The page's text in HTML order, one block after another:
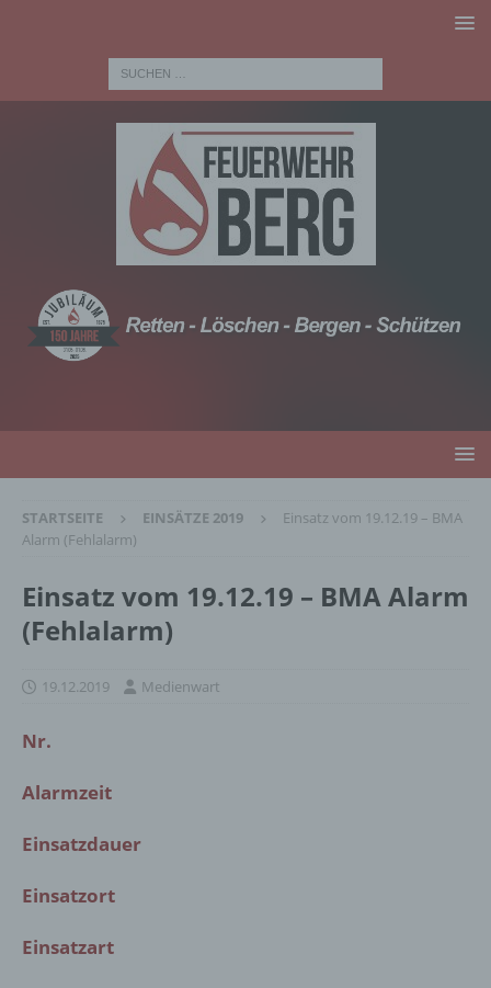
STARTSEITE EINSÄTZE 2019
Einsatz vom 19.12.19 – BMA
Alarm (Fehlalarm)
Einsatz vom 19.12.19 – BMA Alarm
(Fehlalarm)
19.12.2019 Medienwart
Nr.
Alarmzeit
Einsatzdauer
Einsatzort
Einsatzart